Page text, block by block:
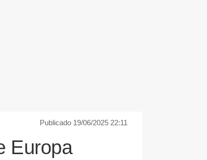
Publicado 19/06/2025 22:11
Europa